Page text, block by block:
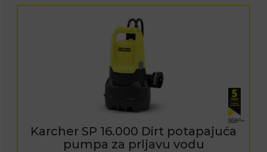
Karcher SP 16.000 Dirt potapajuća
pumpa za prljavu vodu